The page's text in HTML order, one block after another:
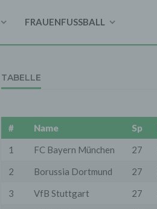
FRAUENFUSSBALL
TABELLE
# Name Sp
1
FC Bayern München 27
2
Borussia Dortmund 27
3
VfB Stuttgart 27